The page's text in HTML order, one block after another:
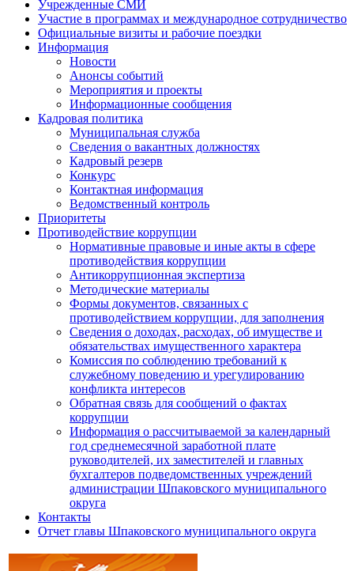
Учрежденные СМИ
Участие в программах и международное сотрудничество
Официальные визиты и рабочие поездки
Информация
Новости
Анонсы событий
Мероприятия и проекты
Информационные сообщения
Кадровая политика
Муниципальная служба
Сведения о вакантных должностях
Кадровый резерв
Конкурс
Контактная информация
Ведомственный контроль
Приоритеты
Противодействие коррупции
Нормативные правовые и иные акты в сфере
противодействия коррупции
Антикоррупционная экспертиза
Методические материалы
Формы документов, связанных с
противодействием коррупции, для заполнения
Сведения о доходах, расходах, об имуществе и
обязательствах имущественного характера
Комиссия по соблюдению требований к
служебному поведению и урегулированию
конфликта интересов
Обратная связь для сообщений о фактах
коррупции
Информация о рассчитываемой за календарный
год среднемесячной заработной плате
руководителей, их заместителей и главных
бухгалтеров подведомственных учреждений
администрации Шпаковского муниципального
округа
Контакты
Отчет главы Шпаковского муниципального округа